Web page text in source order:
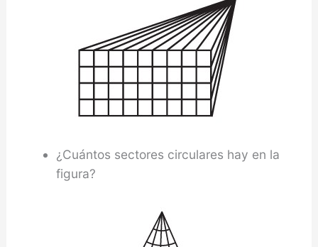
¿Cuántos sectores circulares hay en la
figura?